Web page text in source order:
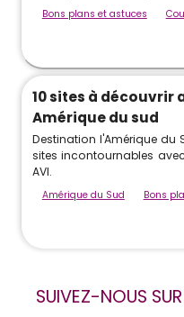
Bons plans et astuces
10 sites à découvrir
Amérique du sud
Destination l'Amérique du
sites incontournables
AVI.
Amérique du Sud Bons
SUIVEZ-NOUS